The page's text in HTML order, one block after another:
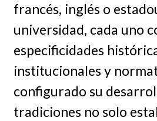
francés, inglés o
universidad, cada uno
especificidades
institucionales y
configurado su
tradiciones no solo